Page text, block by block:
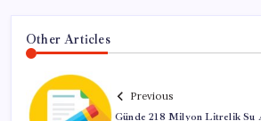
Other Articles
Previous
Günde 218 Milyon Litrelik Su